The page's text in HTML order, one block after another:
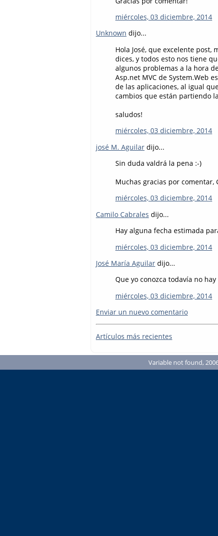
miércoles, 03 diciembre, 2014
Unknown dijo...
Hola José, que excelente
dices, y todos esto nos tiene
algunos problemas a la hora
Asp.net MVC de System.Web
de las aplicaciones, al igual
cambios que están partiendo
saludos!
miércoles, 03 diciembre, 2014
josé M. Aguilar dijo...
Sin duda valdrá la pena :-)
Muchas gracias por comentar,
miércoles, 03 diciembre, 2014
Camilo Cabrales dijo...
Hay alguna fecha estimada
miércoles, 03 diciembre, 2014
José María Aguilar dijo...
Que yo conozca todavía no
miércoles, 03 diciembre, 2014
Enviar un nuevo comentario
Artículos más recientes
Variable not found,